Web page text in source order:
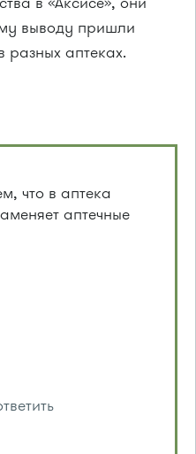
выводу пришли
аптеках.
что в аптека
аптечные